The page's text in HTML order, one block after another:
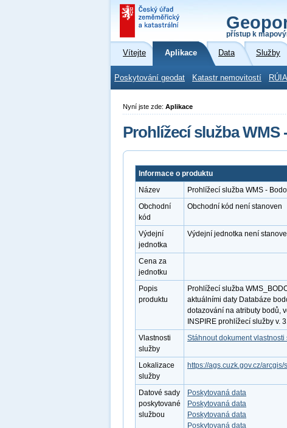
přístup k
Vítejte Aplikace Data Služby
Poskytování geodat Katastr nemovitostí
Nyní jste zde: Aplikace
Prohlížecí služba WMS
Informace o produktu
Název
Prohlížecí služba WMS -
Obchodní
kód
Obchodní kód není stanoven
Výdejní
jednotka
Výdejní jednotka není
Cena za
jednotku
Popis
produktu
Prohlížecí služba
aktuálními daty Databáze
dotazování na atributy bodů,
INSPIRE prohlížecí služby v.
Vlastnosti
služby
Stáhnout dokument vlastnosti
Lokalizace
služby
https://ags.cuzk.gov.cz/
Datové sady
poskytované
službou
Poskytovaná data
Poskytovaná data
Poskytovaná data
Poskytovaná data